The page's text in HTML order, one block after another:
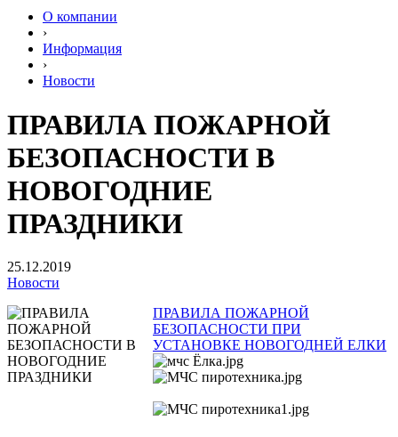
О компании
›
Информация
›
Новости
ПРАВИЛА ПОЖАРНОЙ
БЕЗОПАСНОСТИ В
НОВОГОДНИЕ
ПРАЗДНИКИ
25.12.2019
Новости
ПРАВИЛА ПОЖАРНОЙ
БЕЗОПАСНОСТИ ПРИ
УСТАНОВКЕ НОВОГОДНЕЙ ЕЛКИ